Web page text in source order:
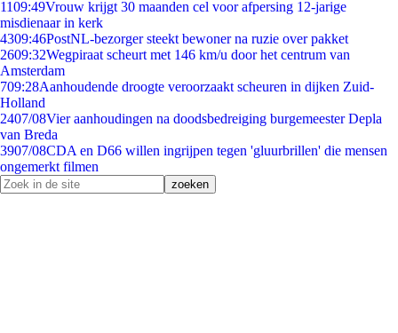
1109:49Vrouw krijgt 30 maanden cel voor afpersing 12-jarige
misdienaar in kerk
4309:46PostNL-bezorger steekt bewoner na ruzie over pakket
2609:32Wegpiraat scheurt met 146 km/u door het centrum van
Amsterdam
709:28Aanhoudende droogte veroorzaakt scheuren in dijken Zuid-
Holland
2407/08Vier aanhoudingen na doodsbedreiging burgemeester Depla
van Breda
3907/08CDA en D66 willen ingrijpen tegen 'gluurbrillen' die mensen
ongemerkt filmen